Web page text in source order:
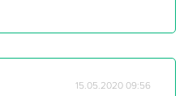
15.05.2020 09:56